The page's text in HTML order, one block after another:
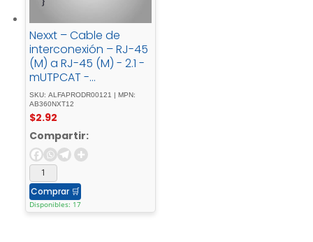
Nexxt – Cable de
interconexión – RJ-45
(M) a RJ-45 (M) - 2.1 -
mUTPCAT -
5emoldeado, -
trenzadogris
SKU: ALFAPRODR00121 | MPN:
AB360NXT12
$2.92
Compartir:
Comprar 🛒
Disponibles: 17